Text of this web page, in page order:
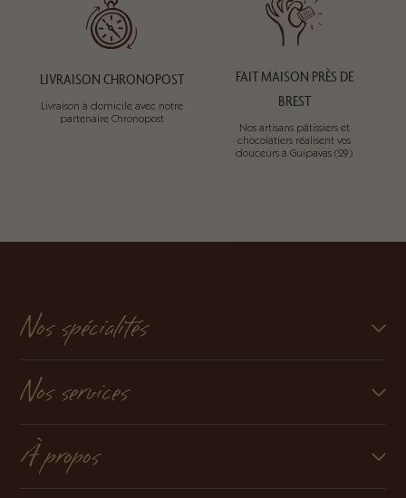
LIVRAISON CHRONOPOST
Livraison à domicile avec notre
partenaire Chronopost
FAIT MAISON PRÈS DE
BREST
Nos artisans pâtissiers et
chocolatiers réalisent vos
douceurs à Guipavas (29)
Nos spécialités
Nos services
À propos